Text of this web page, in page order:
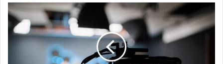
هل
ستختفي
القنوات
التلفزيونية..؟